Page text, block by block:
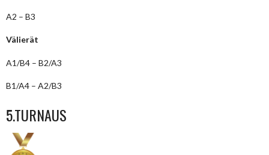
A2 – B3
Välierät
A1/B4 – B2/A3
B1/A4 – A2/B3
5.TURNAUS